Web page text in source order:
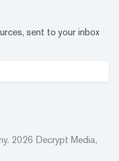
sent to your inbox
2026 Decrypt Media,